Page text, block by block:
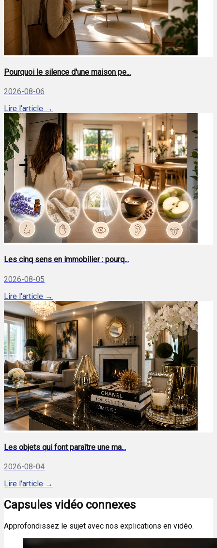
Pourquoi le silence d'une maison pe...
2026-08-06
Lire l'article →
Les cinq sens en immobilier : pourq...
2026-08-05
Lire l'article →
Les objets qui font paraître une ma...
2026-08-04
Lire l'article →
Capsules vidéo connexes
Approfondissez le sujet avec nos explications en vidéo.